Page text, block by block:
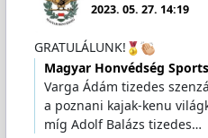
2023. 05. 27. 14:19
GRATULÁLUNK!
Magyar Honvédség
Varga Ádám tizedes
a poznani kajak-kenu
míg Adolf Balázs tizedes…